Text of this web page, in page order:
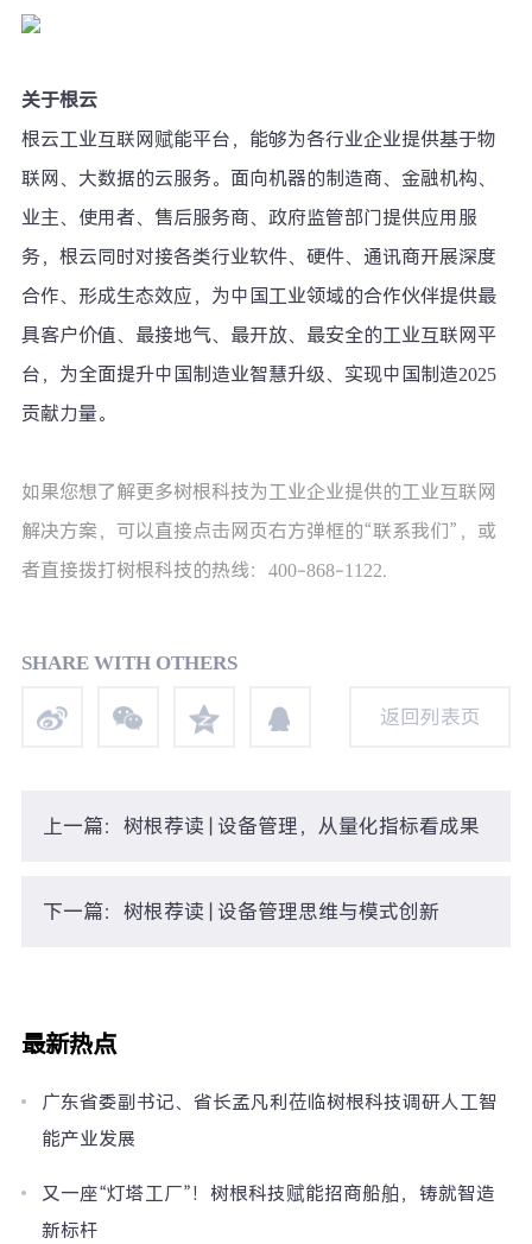
关于根云
根云工业互联网赋能平台，能够为各行业企业提供基于物
联网、大数据的云服务。面向机器的制造商、金融机构、
业主、使用者、售后服务商、政府监管部门提供应用服
务，根云同时对接各类行业软件、硬件、通讯商开展深度
合作、形成生态效应，为中国工业领域的合作伙伴提供最
具客户价值、最接地气、最开放、最安全的工业互联网平
台，为全面提升中国制造业智慧升级、实现中国制造2025
贡献力量。
如果您想了解更多树根科技为工业企业提供的工业互联网
解决方案，可以直接点击网页右方弹框的“联系我们”，或
者直接拨打树根科技的热线：400-868-1122.
SHARE WITH OTHERS
返回列表页
上一篇：树根荐读 | 设备管理，从量化指标看成果
下一篇：树根荐读 | 设备管理思维与模式创新
最新热点
广东省委副书记、省长孟凡利莅临树根科技调研人工智
能产业发展
又一座“灯塔工厂”！树根科技赋能招商船舶，铸就智造
新标杆